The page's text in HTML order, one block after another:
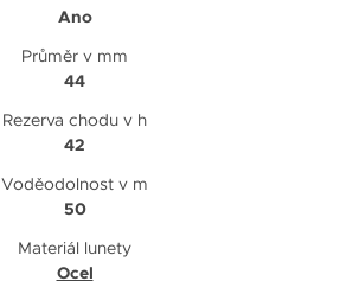
Ano
Průměr v mm
44
Rezerva chodu v h
42
Voděodolnost v m
50
Materiál lunety
Ocel